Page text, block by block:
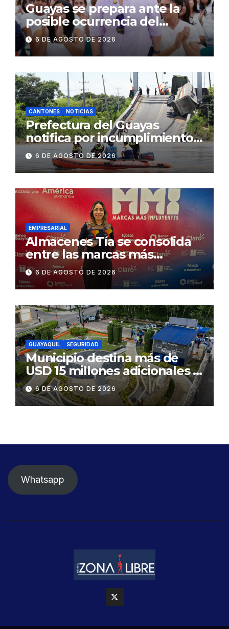
Guayas se prepara ante la
posible ocurrencia del
fenómeno de El Niño:
Gobierno Nacional capacita a
2.500 jóvenes
6 DE AGOSTO DE 2026
CANTONES NOTICIAS
Prefectura del Guayas
notifica por incumplimiento
contractual a la
Concesionaria CONORTE y
exige celeridad en
desmontaje del puente
Gonzalo Icaza Cornejo, en
Daule
6 DE AGOSTO DE 2026
EMPRESARIAL
Almacenes Tía se consolida
entre las marcas más
influyentes del Ecuador
6 DE AGOSTO DE 2026
GUAYAQUIL SEGURIDAD
Municipio destina más de
USD 15 millones adicionales a
SEGURA EP para fortalecer la
seguridad ciudadana
6 DE AGOSTO DE 2026
Whatsapp